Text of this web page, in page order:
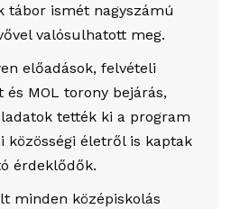
tábor ismét nagyszámú
valósulhatott meg.
előadások, felvételi
MOL torony bejárás,
tették ki a program
közösségi életről is kaptak
érdeklődők.
minden középiskolás